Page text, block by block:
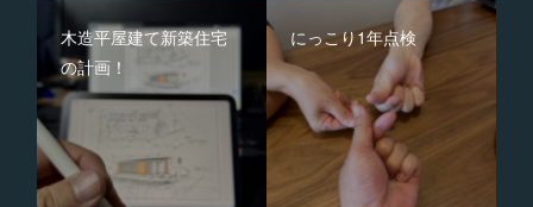
木造平屋建て新築住宅
の計画！
にっこり1年点検